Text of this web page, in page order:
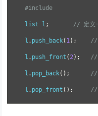
#include
list l ; // 定义
l . push_back( 1); //
l . push_front ( 2); //
l . pop_back(); //
l . pop_front (); //